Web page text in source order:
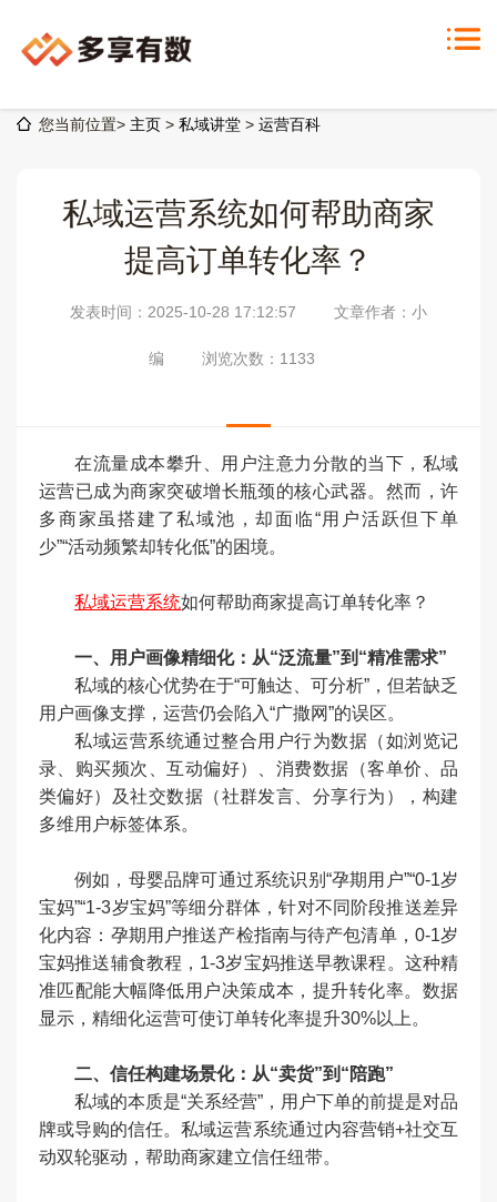
您当前位置> 主页 > 私域讲堂 > 运营百科
私域运营系统如何帮助商家
提高订单转化率？
发表时间：2025-10-28 17:12:57 文章作者：小
编 浏览次数： 1133
在流量成本攀升、用户注意力分散的当下，私域
运营已成为商家突破增长瓶颈的核心武器。然而，许
多商家虽搭建了私域池，却面临“用户活跃但下单
少”“活动频繁却转化低”的困境。
私域运营系统如何帮助商家提高订单转化率？
一、用户画像精细化：从“泛流量”到“精准需求”
私域的核心优势在于“可触达、可分析”，但若缺乏
用户画像支撑，运营仍会陷入“广撒网”的误区。
私域运营系统通过整合用户行为数据（如浏览记
录、购买频次、互动偏好）、消费数据（客单价、品
类偏好）及社交数据（社群发言、分享行为），构建
多维用户标签体系。
例如，母婴品牌可通过系统识别“孕期用户”“0-1岁
宝妈”“1-3岁宝妈”等细分群体，针对不同阶段推送差异
化内容：孕期用户推送产检指南与待产包清单，0-1岁
宝妈推送辅食教程，1-3岁宝妈推送早教课程。这种精
准匹配能大幅降低用户决策成本，提升转化率。数据
显示，精细化运营可使订单转化率提升30%以上。
二、信任构建场景化：从“卖货”到“陪跑”
私域的本质是“关系经营”，用户下单的前提是对品
牌或导购的信任。私域运营系统通过内容营销+社交互
动双轮驱动，帮助商家建立信任纽带。